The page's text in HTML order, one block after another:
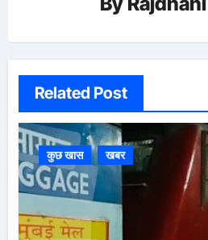
Related Post
कुछ खास खबर